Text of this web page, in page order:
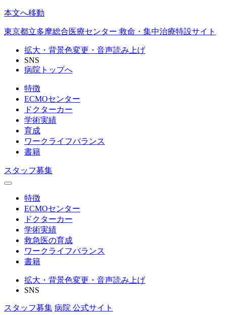
本文へ移動
東京都立多摩総合医療センター 救命・集中治療特設サイト
拡大・背景色変更・音声読み上げ
SNS
病院トップへ
特徴
ECMOセンター
ドクターカー
学術実績
育成
ワークライフバランス
書籍
スタッフ募集
特徴
ECMOセンター
ドクターカー
学術実績
救急医の育成
ワークライフバランス
書籍
拡大・背景色変更・音声読み上げ
SNS
スタッフ募集 病院 公式サイト